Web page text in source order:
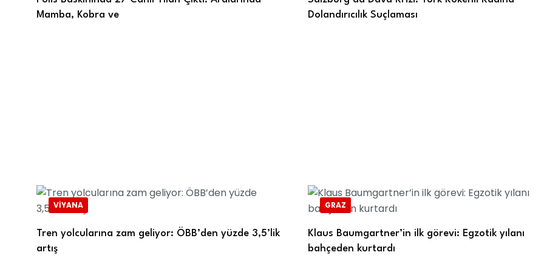
Mamba, Kobra ve
Dolandırıcılık Suçlaması
VIYANA
Tren yolcularına zam geliyor: ÖBB’den yüzde 3,5’lik
artış
GRAZ
Klaus Baumgartner’in ilk görevi: Egzotik yılanı
bahçeden kurtardı